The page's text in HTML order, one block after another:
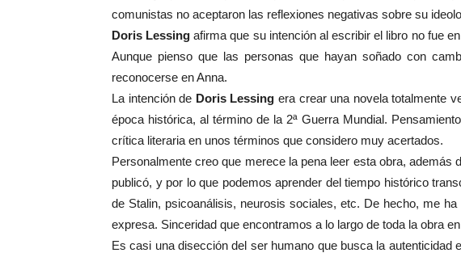
comunistas no aceptaron las reflexiones negativas sobre su
Doris Lessing afirma que su intención al escribir el libro no fue
Aunque pienso que las personas que hayan soñado con
reconocerse en Anna.
La intención de Doris Lessing era crear una novela totalmente
época histórica, al término de la 2ª Guerra Mundial.
crítica literaria en unos términos que considero muy acertados.
Personalmente creo que merece la pena leer esta obra,
publicó, y por lo que podemos aprender del tiempo histórico
de Stalin, psicoanálisis, neurosis sociales, etc. De hecho, me
expresa. Sinceridad que encontramos a lo largo de toda la obra
Es casi una disección del ser humano que busca la